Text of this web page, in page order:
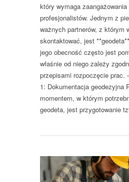
który wymaga zaangażowania
profesjonalistów. Jednym z
ważnych partnerów, z którym
skontaktować, jest
jego obecność często jest
właśnie od niego zależy
przepisami rozpoczęcie
1: Dokumentacja geodezyjna
momentem, w którym
geodeta, jest przygotowanie